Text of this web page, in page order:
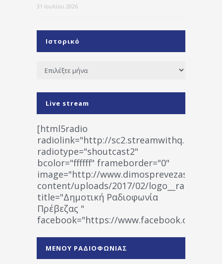
31 Ιουλίου 2026
Ιστορικό
Ιστορικό
Live stream
[html5radio
radiolink="http://
radiotype="shoutcast2"
bcolor="ffffff" frameborder="0"
image="http://www.dimosprevezas.gr/wp-
content/uploads/2017/02/
title="Δημοτική Ραδιοφωνία
Πρέβεζας "
facebook="https://www.facebook.com/
1531194763766854/" artist="" ]
ΜΕΝΟΥ ΡΑΔΙΟΦΩΝΙΑΣ